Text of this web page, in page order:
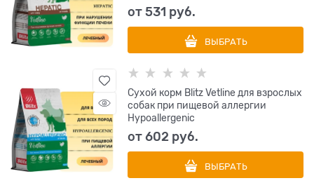
от531 руб.
ВЫБРАТЬ
Сухой корм Blitz Vetline для взрослых
собак при пищевой аллергии
Hypoallergenic
от602 руб.
ВЫБРАТЬ